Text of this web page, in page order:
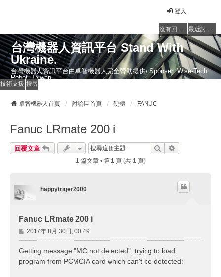
登入
沒有回覆的主題 最近討論的主題
台灣機器人資訊平台 Stand With
Ukraine.
台灣機器人資訊平台由卓智機器人完全贊助提供/ Sponser: Wise-Tech
Robot, Taiwan
技術支援 搜尋
卓智機器人首頁 討論區首頁 硬體 FANUC
Fanuc LRmate 200 i
回覆文章 搜尋
1 篇文章 • 第 1頁 (共 1頁)
happytriger2000
Fanuc LRmate 200 i
文
章
2017年 8月 30日, 00:49
Getting message "MC not detected", trying to load
program from PCMCIA card which can't be detected: